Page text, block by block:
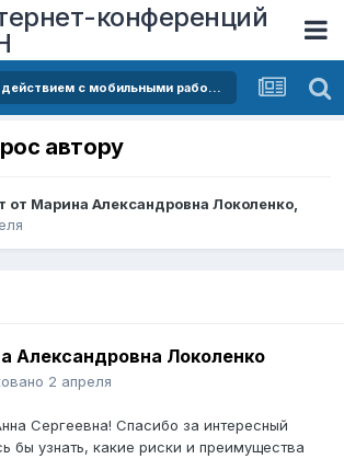
конференций
Управление взаимодействием с мобильными работниками: социальный портрет и стратегия адаптации принимающих сообществ
автору
от Марина Александровна Локоленко,
Александровна Локоленко
2 апреля
Сергеевна! Спасибо за интересный
бы узнать, какие риски и преимущества